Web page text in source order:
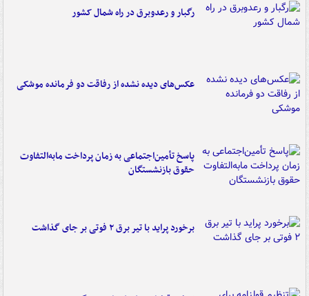
رگبار و رعدوبرق در راه شمال کشور
عکس‌های دیده نشده از رفاقت دو فرمانده‌ موشکی
پاسخ تأمین‌اجتماعی به زمان پرداخت مابه‌التفاوت
حقوق بازنشستگان
برخورد پراید با تیر برق ۲ فوتی بر جای گذاشت